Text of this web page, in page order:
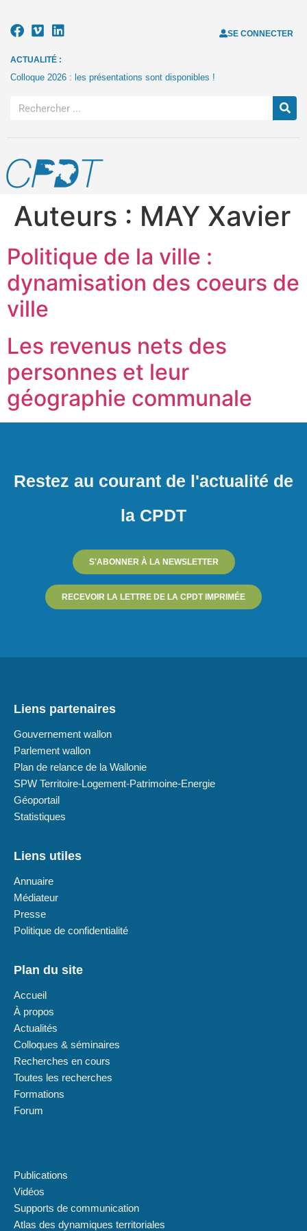
SE CONNECTER
ACTUALITÉ :
Colloque 2026 : les présentations sont disponibles !
Auteurs : MAY Xavier
Politique de la ville :
dynamisation des coeurs de
ville
Les revenus nets des
personnes et leur
géographie communale
Restez au courant de l'actualité de
la CPDT
S'ABONNER À LA NEWSLETTER
RECEVOIR LA LETTRE DE LA CPDT IMPRIMÉE
Liens partenaires
Gouvernement wallon
Parlement wallon
Plan de relance de la Wallonie
SPW Territoire-Logement-Patrimoine-Energie
Géoportail
Statistiques
Liens utiles
Annuaire
Médiateur
Presse
Politique de confidentialité
Plan du site
Accueil
À propos
Actualités
Colloques & séminaires
Recherches en cours
Toutes les recherches
Formations
Forum
Publications
Vidéos
Supports de communication
Atlas des dynamiques territoriales